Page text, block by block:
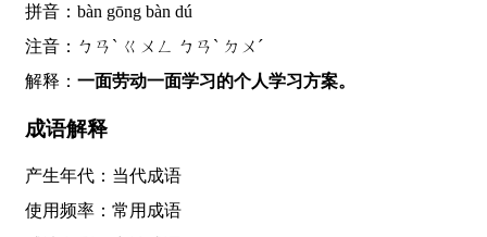
拼音：bàn gōng bàn dú
注音：ㄅㄢˋ ㄍㄨㄥ ㄅㄢˋ ㄉㄨˊ
解释： 一面劳动一面学习的个人学习方案。
成语解释
产生年代：当代成语
使用频率：常用成语